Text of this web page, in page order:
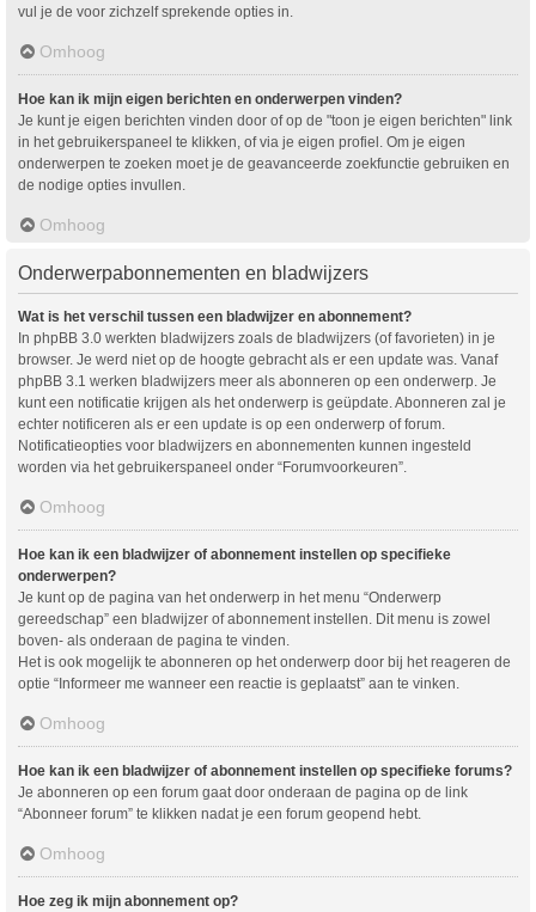
vul je de voor zichzelf sprekende opties in.
Omhoog
Hoe kan ik mijn eigen berichten en onderwerpen vinden?
Je kunt je eigen berichten vinden door of op de "toon je eigen berichten" link
in het gebruikerspaneel te klikken, of via je eigen profiel. Om je eigen
onderwerpen te zoeken moet je de geavanceerde zoekfunctie gebruiken en
de nodige opties invullen.
Omhoog
Onderwerpabonnementen en bladwijzers
Wat is het verschil tussen een bladwijzer en abonnement?
In phpBB 3.0 werkten bladwijzers zoals de bladwijzers (of favorieten) in je
browser. Je werd niet op de hoogte gebracht als er een update was. Vanaf
phpBB 3.1 werken bladwijzers meer als abonneren op een onderwerp. Je
kunt een notificatie krijgen als het onderwerp is geüpdate. Abonneren zal je
echter notificeren als er een update is op een onderwerp of forum.
Notificatieopties voor bladwijzers en abonnementen kunnen ingesteld
worden via het gebruikerspaneel onder “Forumvoorkeuren”.
Omhoog
Hoe kan ik een bladwijzer of abonnement instellen op specifieke
onderwerpen?
Je kunt op de pagina van het onderwerp in het menu “Onderwerp
gereedschap” een bladwijzer of abonnement instellen. Dit menu is zowel
boven- als onderaan de pagina te vinden.
Het is ook mogelijk te abonneren op het onderwerp door bij het reageren de
optie “Informeer me wanneer een reactie is geplaatst” aan te vinken.
Omhoog
Hoe kan ik een bladwijzer of abonnement instellen op specifieke forums?
Je abonneren op een forum gaat door onderaan de pagina op de link
“Abonneer forum” te klikken nadat je een forum geopend hebt.
Omhoog
Hoe zeg ik mijn abonnement op?